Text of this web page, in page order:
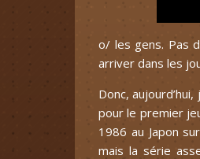
o/ les gens. Pas
arriver dans les
Donc,
pour le premier
1986 au Japon
mais la série